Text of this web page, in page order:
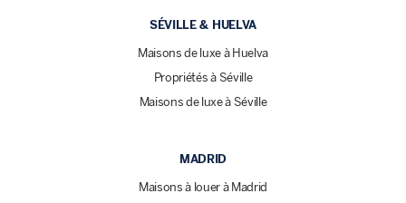
SÉVILLE & HUELVA
Maisons de luxe à Huelva
Propriétés à Séville
Maisons de luxe à Séville
MADRID
Maisons à louer à Madrid